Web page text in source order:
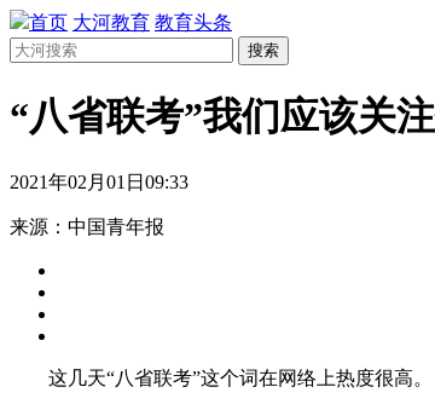
首页 大河教育 教育头条
搜索
“八省联考”我们应该关
2021年02月01日09:33
来源：中国青年报
这几天“八省联考”这个词在网络上热度很高。